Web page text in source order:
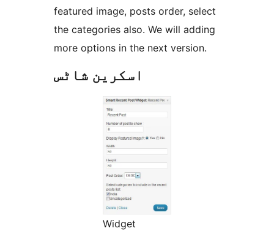
featured image, posts order, select
the categories also. We will adding
more options in the next version.
اسکرین شاٹس
Widget